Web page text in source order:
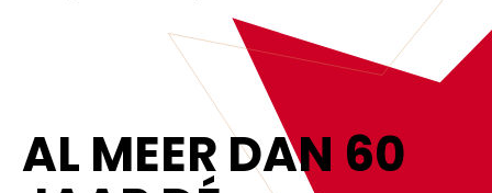
AL MEER DAN 60